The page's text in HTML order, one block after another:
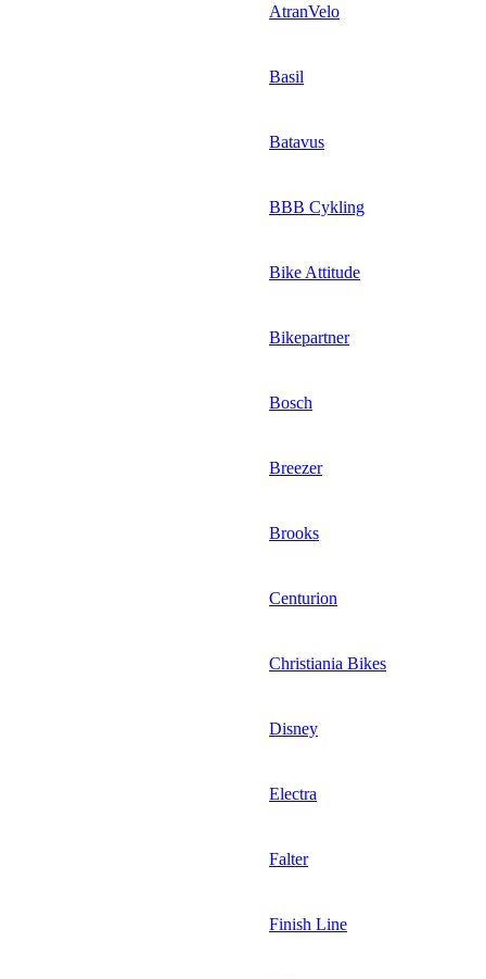
AtranVelo
Basil
Batavus
BBB Cykling
Bike Attitude
Bikepartner
Bosch
Breezer
Brooks
Centurion
Christiania Bikes
Disney
Electra
Falter
Finish Line